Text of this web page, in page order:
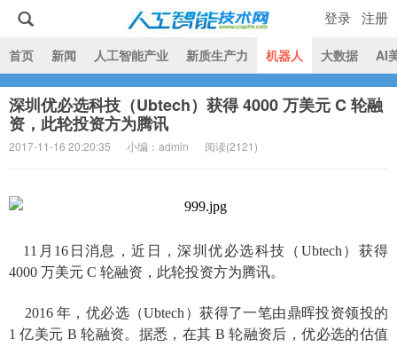
人工智能技术网
首页 新闻 人工智能产业 新质生产力 机器人 大数据 AI
登录 注册
深圳优必选科技（Ubtech）获得 4000 万美元 C 轮融
资，此轮投资方为腾讯
2017-11-16 20:20:35 小编：admin 阅读(2121)
11月16日消息，近日，深圳优必选科技（Ubtech）获得
4000 万美元 C 轮融资，此轮投资方为腾讯。
2016 年，优必选（Ubtech）获得了一笔由鼎晖投资领投的
1 亿美元 B 轮融资。据悉，在其 B 轮融资后，优必选的估值